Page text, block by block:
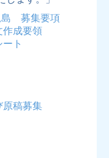
島 募集要項
成要領
ト
稿募集